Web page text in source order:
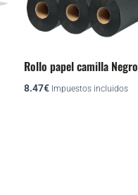
Rollo papel camilla Negro
8.47€ Impuestos incluidos